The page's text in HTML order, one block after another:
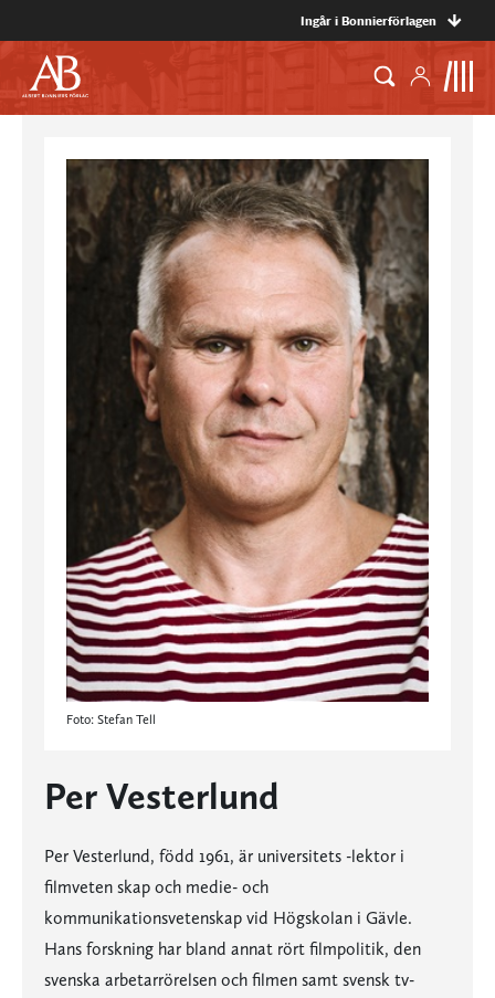
Ingår i Bonnierförlagen
Foto: Stefan Tell
Per Vesterlund
Per Vesterlund, född 1961, är universitets -lektor i
filmveten skap och medie- och
kommunikationsvetenskap vid Högskolan i Gävle.
Hans forskning har bland annat rört filmpolitik, den
svenska arbetarrörelsen och filmen samt svensk tv-